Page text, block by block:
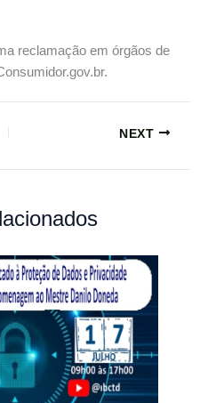
reclamação em órgãos de
NEXT